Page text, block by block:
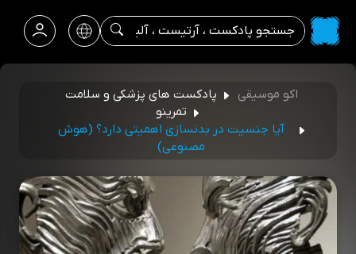
اکو موسیقی
پادکست های پزشکی و سلامت
تمرینو
آیا جنسیت در بدنسازی اهمیتی دارد؟ (هوش
مصنوعی)